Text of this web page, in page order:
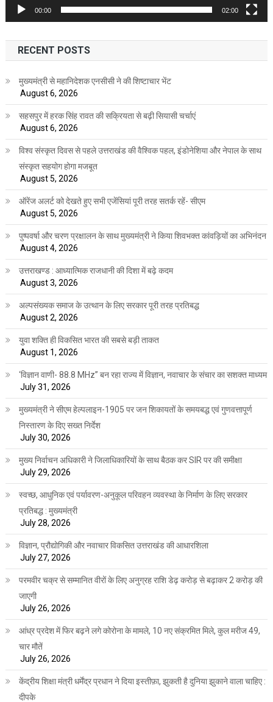
00:00 02:00
RECENT POSTS
मुख्यमंत्री से महानिदेशक एनसीसी ने की शिष्टाचार भेंट
August 6, 2026
सहसपुर में हरक सिंह रावत की सक्रियता से बढ़ी सियासी चर्चाएं
August 6, 2026
विश्व संस्कृत दिवस से पहले उत्तराखंड की वैश्विक पहल, इंडोनेशिया और नेपाल के साथ
संस्कृत सहयोग होगा मजबूत
August 5, 2026
ऑरेंज अलर्ट को देखते हुए सभी एजेंसियां पूरी तरह सतर्क रहें- सीएम
August 5, 2026
पुष्पवर्षा और चरण प्रक्षालन के साथ मुख्यमंत्री ने किया शिवभक्त कांवड़ियों का अभिनंदन
August 4, 2026
उत्तराखण्ड : आध्यात्मिक राजधानी की दिशा में बढ़े कदम
August 3, 2026
अल्पसंख्यक समाज के उत्थान के लिए सरकार पूरी तरह प्रतिबद्ध
August 2, 2026
युवा शक्ति ही विकसित भारत की सबसे बड़ी ताकत
August 1, 2026
‘विज्ञान वाणी- 88.8 MHz” बन रहा राज्य में विज्ञान, नवाचार के संचार का सशक्त माध्यम
July 31, 2026
मुख्यमंत्री ने सीएम हेल्पलाइन-1905 पर जन शिकायतों के समयबद्ध एवं गुणवत्तापूर्ण
निस्तारण के दिए सख्त निर्देश
July 30, 2026
मुख्य निर्वाचन अधिकारी ने जिलाधिकारियों के साथ बैठक कर SIR पर की समीक्षा
July 29, 2026
स्वच्छ, आधुनिक एवं पर्यावरण-अनुकूल परिवहन व्यवस्था के निर्माण के लिए सरकार
प्रतिबद्ध : मुख्यमंत्री
July 28, 2026
विज्ञान, प्रौद्योगिकी और नवाचार विकसित उत्तराखंड की आधारशिला
July 27, 2026
परमवीर चक्र से सम्मानित वीरों के लिए अनुग्रह राशि डेढ़ करोड़ से बढ़ाकर 2 करोड़ की
जाएगी
July 26, 2026
आंध्र प्रदेश में फिर बढ़ने लगे कोरोना के मामले, 10 नए संक्रमित मिले, कुल मरीज 49,
चार मौतें
July 26, 2026
केंद्रीय शिक्षा मंत्री धर्मेंद्र प्रधान ने दिया इस्तीफ़ा, झुकती है दुनिया झुकाने वाला चाहिए :
दीपके